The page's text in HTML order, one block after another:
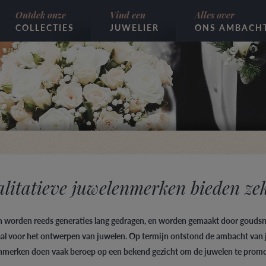
Ontdek onze
COLLECTIES
Vind een
JUWELIER
Alles over
ONS
juwelenmerken bieden
worden reeds generaties lang gedragen, en worden gemaakt door
voor het ontwerpen van juwelen. Op termijn ontstond de ambacht
doen vaak beroep op een bekend gezicht om de juwelen te